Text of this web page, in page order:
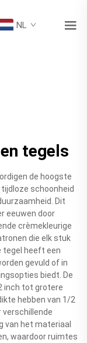
NL
tegels
de hoogste
schoonheid
Dit
eeuwen door
crèmekleurige
die elk stuk
tegel heeft een
gevuld of in
biedt. De
inch tot grotere
hebben van 1/2
verschillende
van het materiaal
waardoor ruimtes